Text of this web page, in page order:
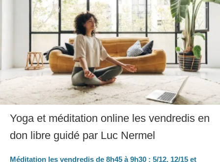
Yoga et méditation online les vendredis en
don libre guidé par Luc Nermel
Méditation les vendredis de 8h45 à 9h30 : 5/12, 12/15 et